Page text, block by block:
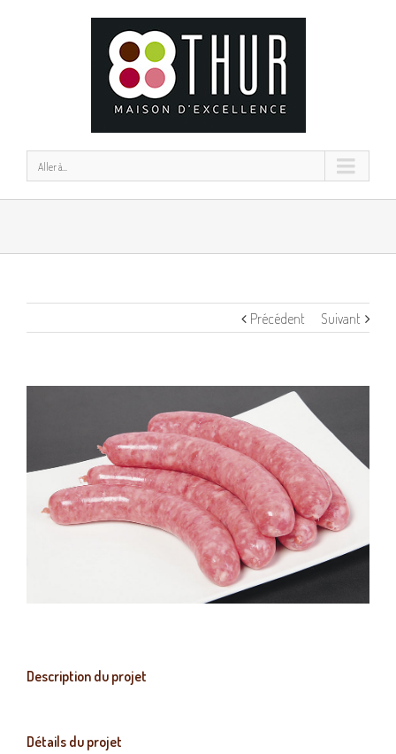
Aller à...
Précédent Suivant
Description du projet
Détails du projet